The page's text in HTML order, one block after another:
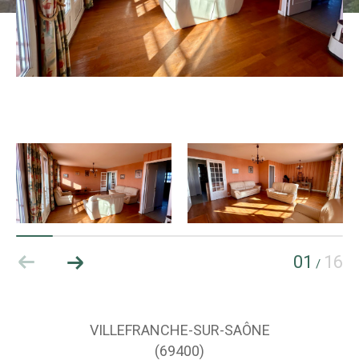
01 / 16
VILLEFRANCHE-SUR-SAÔNE
(69400)